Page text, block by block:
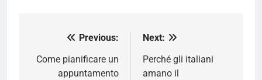
navigation
Previous:
Come pianificare un
appuntamento
Next:
Perché gli italiani
amano il